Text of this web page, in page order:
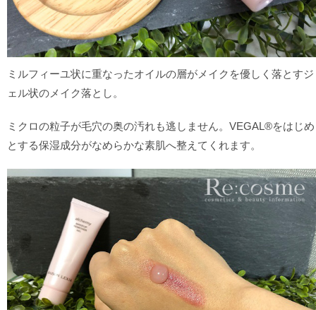
ミルフィーユ状に重なったオイルの層がメイクを優しく落とすジ
ェル状のメイク落とし。
ミクロの粒子が毛穴の奥の汚れも逃しません。VEGAL®をはじめ
とする保湿成分がなめらかな素肌へ整えてくれます。